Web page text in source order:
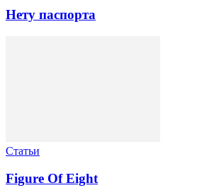
Нету паспорта
Статьи
Figure Of Eight